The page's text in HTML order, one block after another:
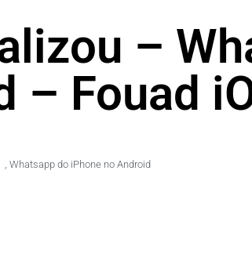
–
– Fouad
Whatsapp do iPhone no Android